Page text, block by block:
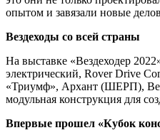
опытом и завязали новые
Вездеходы со всей страны
На выставке «Вездеходер
электрический, Rover Drive
«Триумф», Архант (ШЕРП),
модульная конструкция для
Впервые прошел «Кубок